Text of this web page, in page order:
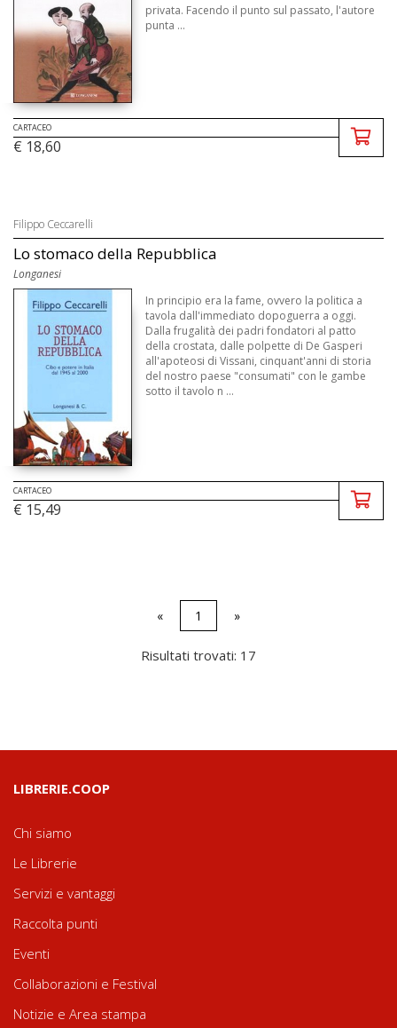
privata. Facendo il punto sul passato, l'autore
punta ...
CARTACEO
€ 18,60
Filippo Ceccarelli
Lo stomaco della Repubblica
Longanesi
In principio era la fame, ovvero la politica a
tavola dall'immediato dopoguerra a oggi.
Dalla frugalità dei padri fondatori al patto
della crostata, dalle polpette di De Gasperi
all'apoteosi di Vissani, cinquant'anni di storia
del nostro paese "consumati" con le gambe
sotto il tavolo n ...
CARTACEO
€ 15,49
« 1 »
Risultati trovati: 17
LIBRERIE.COOP
Chi siamo
Le Librerie
Servizi e vantaggi
Raccolta punti
Eventi
Collaborazioni e Festival
Notizie e Area stampa